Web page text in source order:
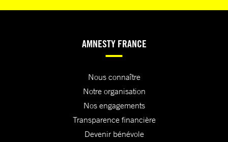
AMNESTY FRANCE
Nous connaître
Notre organisation
Nos engagements
Transparence financière
Devenir bénévole